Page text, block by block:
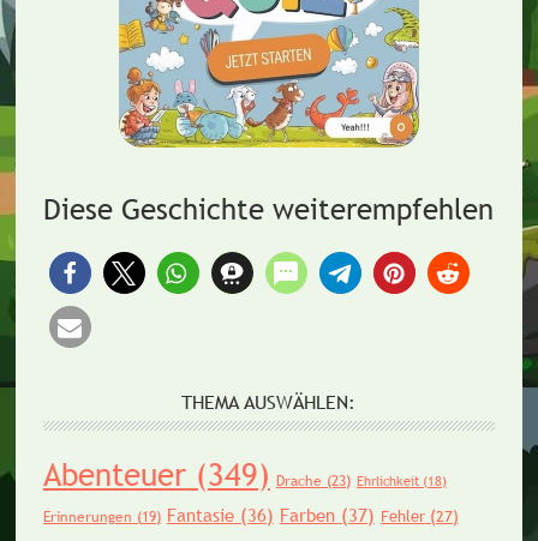
Diese Geschichte weiterempfehlen
THEMA AUSWÄHLEN:
Abenteuer(349) Drache (23) Ehrlichkeit(18)
Erinnerungen (19) Fantasie(36) Farben(37) Fehler(27)